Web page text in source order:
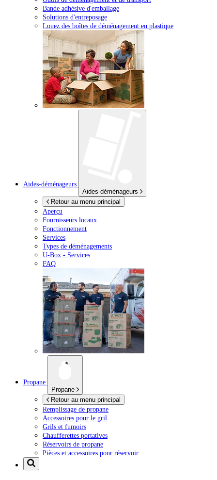
Bande adhésive d'emballage
Solutions d'entreposage
Louez des boîtes de déménagement en plastique
Aides-déménageurs
Aides-déménageurs
Retour au menu principal
Aperçu
Fournisseurs locaux
Fonctionnement
Services
Types de déménagements
U-Box - Services
FAQ
Propane
Propane
Retour au menu principal
Remplissage de propane
Accessoires pour le gril
Grils et fumoirs
Chaufferettes portatives
Réservoirs de propane
Pièces et accessoires pour réservoir